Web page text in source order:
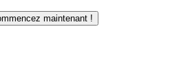
maintenant !